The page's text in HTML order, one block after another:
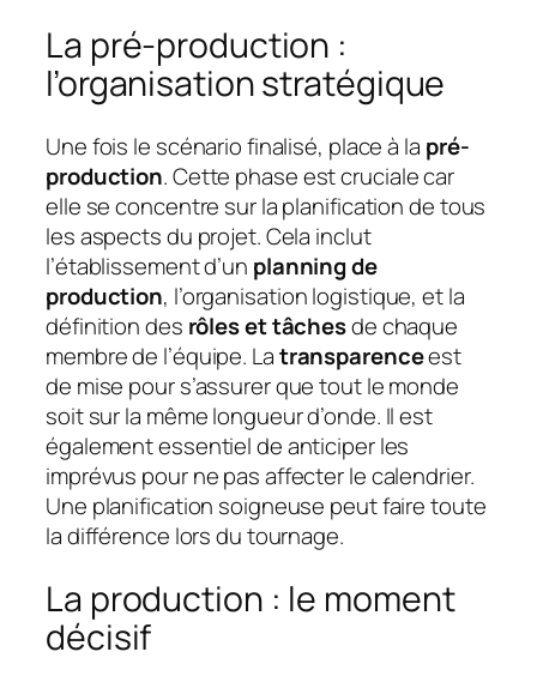
La pré-production :
l’organisation stratégique
Une fois le scénario finalisé, place à la pré-
production. Cette phase est cruciale car
elle se concentre sur la planification de tous
les aspects du projet. Cela inclut
l’établissement d’un planning de
production, l’organisation logistique, et la
définition des rôles et tâchesde chaque
membre de l’équipe. Latransparenceest
de mise pour s’assurer que tout le monde
soit sur la même longueur d’onde. Il est
également essentiel de anticiper les
imprévus pour ne pas affecter le calendrier.
Une planification soigneuse peut faire toute
la différence lors du tournage.
La production : le moment
décisif